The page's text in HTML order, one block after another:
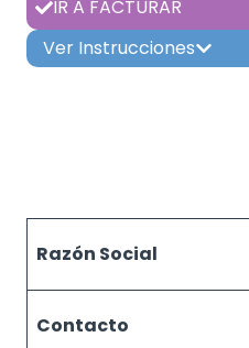
IR A FACTURAR
Ver Instrucciones
Razón Social
Contacto